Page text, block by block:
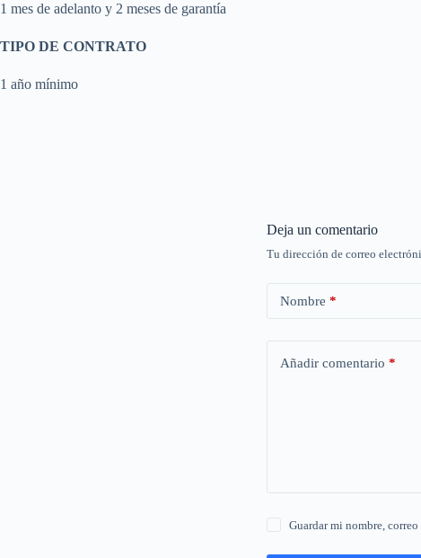
1 mes de adelanto y 2 meses de garantía
TIPO DE CONTRATO
1 año mínimo
Deja un comentario
Tu dirección de correo
Nombre *
Añadir comentario *
Guardar mi nombre,